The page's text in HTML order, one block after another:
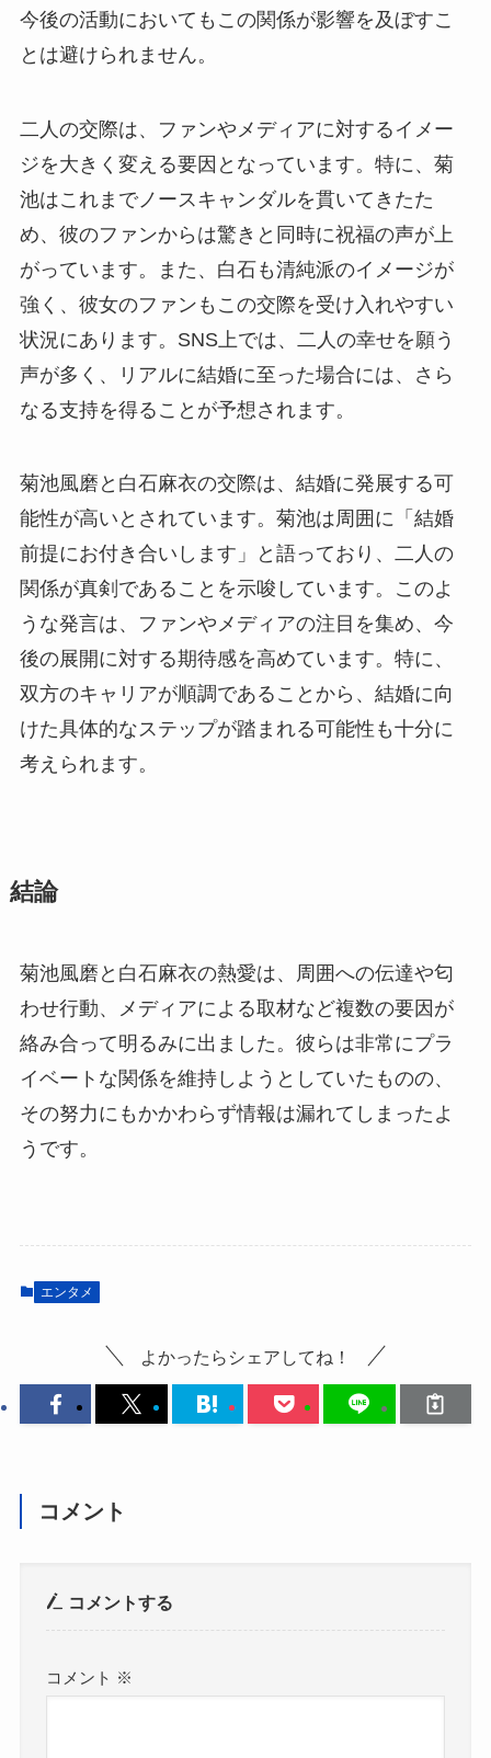
今後の活動においてもこの関係が影響を及ぼすこ
とは避けられません。
二人の交際は、ファンやメディアに対するイメー
ジを大きく変える要因となっています。特に、菊
池はこれまでノースキャンダルを貫いてきたた
め、彼のファンからは驚きと同時に祝福の声が上
がっています。また、白石も清純派のイメージが
強く、彼女のファンもこの交際を受け入れやすい
状況にあります。SNS上では、二人の幸せを願う
声が多く、リアルに結婚に至った場合には、さら
なる支持を得ることが予想されます。
菊池風磨と白石麻衣の交際は、結婚に発展する可
能性が高いとされています。菊池は周囲に「結婚
前提にお付き合いします」と語っており、二人の
関係が真剣であることを示唆しています。このよ
うな発言は、ファンやメディアの注目を集め、今
後の展開に対する期待感を高めています。特に、
双方のキャリアが順調であることから、結婚に向
けた具体的なステップが踏まれる可能性も十分に
考えられます。
結論
菊池風磨と白石麻衣の熱愛は、周囲への伝達や匂
わせ行動、メディアによる取材など複数の要因が
絡み合って明るみに出ました。彼らは非常にプラ
イベートな関係を維持しようとしていたものの、
その努力にもかかわらず情報は漏れてしまったよ
うです。
エンタメ
よかったらシェアしてね！
コメント
コメントする
コメント ※